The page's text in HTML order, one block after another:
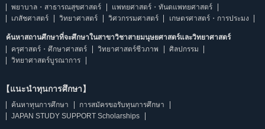
พยาบาล・สาธารณสุขศาสตร์
แพทยศาสตร์・ทันตแพทยศาสตร์
เภสัชศาสตร์
วิทยาศาสตร์ วิศวกรรมศาสตร์ เกษตรศาสตร์・การประมง
ค้นหาสถานศึกษาที่จะศึกษาในสาขาวิชาสายมนุษยศาสตร์และวิทยาศาสตร์
ครุศาสตร์・ศึกษาศาสตร์
วิทยาศาสตร์ชีวภาพ
ศิลปกรรม
วิทยาศาสตร์บูรณาการ
【แนะนำทุนการศึกษา】
ค้นหาทุนการศึกษา
การสมัครขอรับทุนการศึกษา
JAPAN STUDY SUPPORT Scholarships